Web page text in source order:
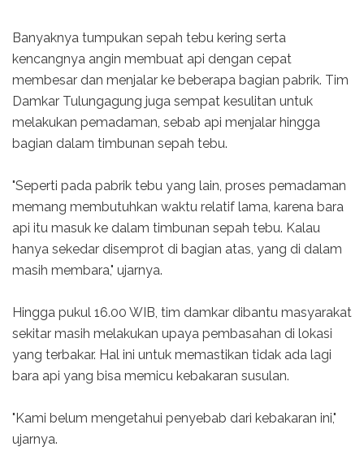
Banyaknya tumpukan sepah tebu kering serta
kencangnya angin membuat api dengan cepat
membesar dan menjalar ke beberapa bagian pabrik. Tim
Damkar Tulungagung juga sempat kesulitan untuk
melakukan pemadaman, sebab api menjalar hingga
bagian dalam timbunan sepah tebu.
"Seperti pada pabrik tebu yang lain, proses pemadaman
memang membutuhkan waktu relatif lama, karena bara
api itu masuk ke dalam timbunan sepah tebu. Kalau
hanya sekedar disemprot di bagian atas, yang di dalam
masih membara," ujarnya.
Hingga pukul 16.00 WIB, tim damkar dibantu masyarakat
sekitar masih melakukan upaya pembasahan di lokasi
yang terbakar. Hal ini untuk memastikan tidak ada lagi
bara api yang bisa memicu kebakaran susulan.
"Kami belum mengetahui penyebab dari kebakaran ini,"
ujarnya.